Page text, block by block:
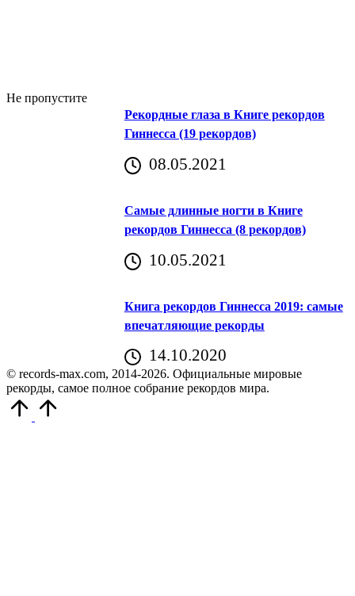
Не пропустите
Рекордные глаза в Книге рекордов
Гиннесса (19 рекордов)
08.05.2021
Самые длинные ногти в Книге
рекордов Гиннесса (8 рекордов)
10.05.2021
Книга рекордов Гиннесса 2019: самые
впечатляющие рекорды
14.10.2020
© records-max.com, 2014-2026. Официальные мировые
рекорды, самое полное собрание рекордов мира.